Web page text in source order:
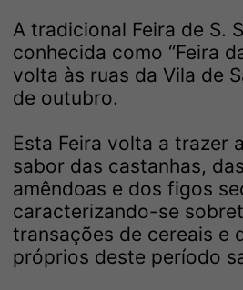
A tradicional Feira de S.
conhecida como “Feira
volta às ruas da Vila de
de outubro.
Esta Feira volta a trazer
sabor das castanhas,
amêndoas e dos figos
caracterizando-se
transações de cereais e
próprios deste período